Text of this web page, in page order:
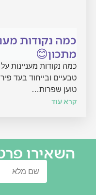
כמה נקודות
מתכון😊
כמה נקודות מעניינות
טבעיים ובייחוד בעד
טוען שפרות…
קרא עוד
השאירו